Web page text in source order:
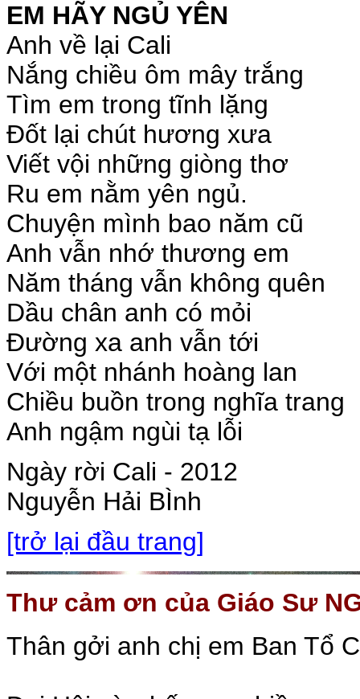
EM HÃY NGỦ YÊN
Anh về lại Cali
Nắng chiều ôm mây trắng
Tìm em trong tĩnh lặng
Đốt lại chút hương xưa
Viết vội những giòng thơ
Ru em nằm yên ngủ.
Chuyện mình bao năm cũ
Anh vẫn nhớ thương em
Năm tháng vẫn không quên
Dầu chân anh có mỏi
Đường xa anh vẫn tới
Với một nhánh hoàng lan
Chiều buồn trong nghĩa trang
Anh ngậm ngùi tạ lỗi
Ngày rời Cali - 2012
Nguyễn Hải BÌnh
[trở lại đầu trang]
Thư cảm ơn của Giáo Sư
Thân gởi anh chị em Ban Tổ